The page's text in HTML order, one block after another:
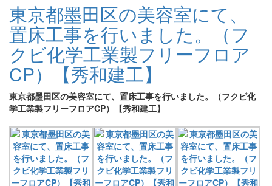
東京都墨田区の美容室にて、
置床工事を行いました。（フ
クビ化学工業製フリーフロア
CP）【秀和建工】
東京都墨田区の美容室にて、置床工事を行いました。（フクビ化
学工業製フリーフロアCP）【秀和建工】